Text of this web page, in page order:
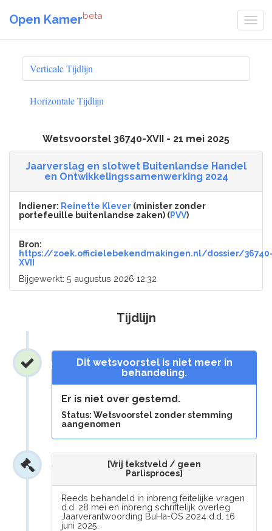
Open Kamerbeta
Verticale Tijdlijn
Horizontale Tijdlijn
Wetsvoorstel 36740-XVII - 21 mei 2025
Jaarverslag en slotwet Buitenlandse Handel
en Ontwikkelingssamenwerking 2024
Indiener: Reinette Klever (minister zonder
portefeuille buitenlandse zaken) (PVV)
Bron:
https://zoek.officielebekendmakingen.nl/dossier/
XVII
Bijgewerkt: 5 augustus 2026 12:32
Tijdlijn
Dit wetsvoorstel is niet meer in
behandeling.
Er is niet over gestemd.
Status: Wetsvoorstel zonder stemming
aangenomen
[Vrij tekstveld / geen
Parlisproces]
Reeds behandeld in inbreng feitelijke vragen
d.d. 28 mei en inbreng schriftelijk overleg
Jaarverantwoording BuHa-OS 2024 d.d. 16
juni 2025.